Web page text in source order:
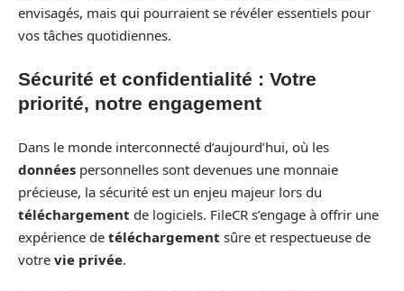
envisagés, mais qui pourraient se révéler essentiels pour
vos tâches quotidiennes.
Sécurité et confidentialité : Votre
priorité, notre engagement
Dans le monde interconnecté d’aujourd’hui, où les
données personnelles sont devenues une monnaie
précieuse, la sécurité est un enjeu majeur lors du
téléchargement de logiciels. FileCR s’engage à offrir une
expérience de téléchargement sûre et respectueuse de
votre vie privée.